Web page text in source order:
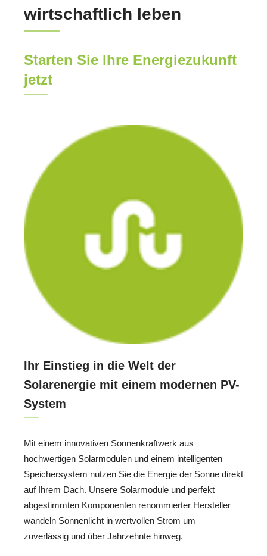
wirtschaftlich leben
Starten Sie Ihre Energiezukunft
jetzt
Ihr Einstieg in die Welt der
Solarenergie mit einem modernen PV-
System
Mit einem innovativen Sonnenkraftwerk aus
hochwertigen Solarmodulen und einem intelligenten
Speichersystem nutzen Sie die Energie der Sonne direkt
auf Ihrem Dach. Unsere Solarmodule und perfekt
abgestimmten Komponenten renommierter Hersteller
wandeln Sonnenlicht in wertvollen Strom um –
zuverlässig und über Jahrzehnte hinweg.